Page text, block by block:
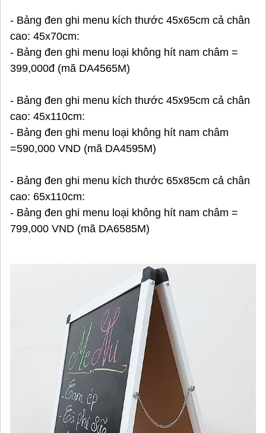
- Bảng đen ghi menu kích thước 45x65cm cả chân
cao: 45x70cm:
- Bảng đen ghi menu loại không hít nam châm =
399,000đ (mã DA4565M)
- Bảng đen ghi menu kích thước 45x95cm cả chân
cao: 45x110cm:
- Bảng đen ghi menu loại không hít nam châm
=590,000 VND (mã DA4595M)
- Bảng đen ghi menu kích thước 65x85cm cả chân
cao: 65x110cm:
- Bảng đen ghi menu loại không hít nam châm =
799,000 VND (mã DA6585M)